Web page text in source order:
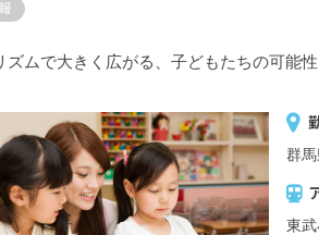
ズムで大きく広がる、子どもたちの可能
群馬
東